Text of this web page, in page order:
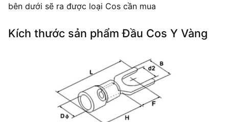
bên dưới sẽ ra được loại Cos cần mua
Kích thước sản phẩm Đầu Cos Y Vàng